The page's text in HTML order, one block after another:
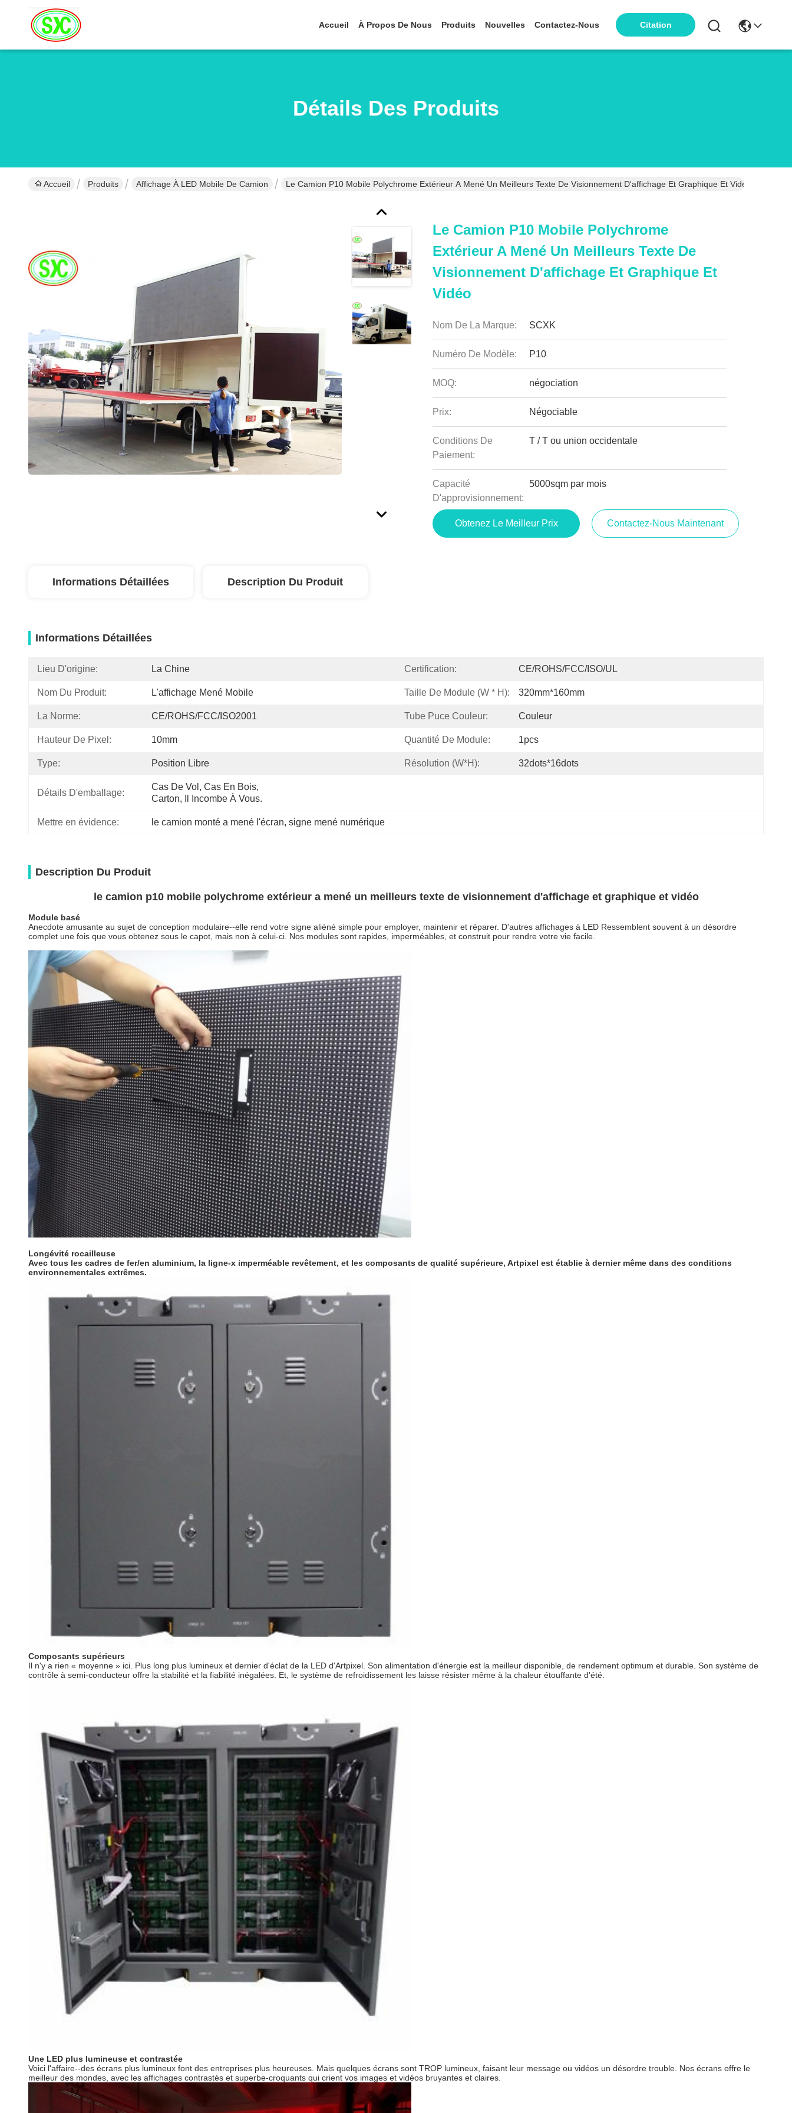
Accueil À Propos De Nous Produits Nouvelles Contactez-Nous Citation
Détails Des Produits
Accueil Produits Affichage À LED Mobile De Camion Le Camion P10 Mobile Polychrome Extérieur A Mené Un Meilleurs Texte De Visionnement D'affichage Et Graphique Et Vidéo
Le Camion P10 Mobile Polychrome
Extérieur A Mené Un Meilleurs Texte De
Visionnement D'affichage Et Graphique Et
Vidéo
Nom De La Marque: SCXK
Numéro De Modèle: P10
MOQ: négociation
Prix: Négociable
Conditions De
Paiement:
T / T ou union occidentale
Capacité
D'approvisionnement:
5000sqm par mois
Obtenez Le Meilleur Prix Contactez-Nous Maintenant
Informations Détaillées Description Du Produit
Informations Détaillées
Lieu D'origine: La Chine Certification: CE/ROHS/FCC/ISO/UL
Nom Du Produit: L'affichage Mené Mobile Taille De Module (W * H): 320mm*160mm
La Norme: CE/ROHS/FCC/ISO2001 Tube Puce Couleur: Couleur
Hauteur De Pixel: 10mm Quantité De Module: 1pcs
Type: Position Libre Résolution (W*H): 32dots*16dots
Détails D'emballage:
Cas De Vol, Cas En Bois,
Carton, Il Incombe À Vous.
Mettre en évidence: le camion monté a mené l'écran, signe mené numérique
Description Du Produit
le camion p10 mobile polychrome extérieur a mené un meilleurs texte de visionnement d'affichage et graphique et vidéo
Module basé
Anecdote amusante au sujet de conception modulaire--elle rend votre signe aliéné simple pour employer, maintenir et réparer. D'autres affichages à LED Ressemblent souvent à un désordre
complet une fois que vous obtenez sous le capot, mais non à celui-ci. Nos modules sont rapides, imperméables, et construit pour rendre votre vie facile.
Longévité rocailleuse
Avec tous les cadres de fer/en aluminium, la ligne-x imperméable revêtement, et les composants de qualité supérieure, Artpixel est établie à dernier même dans des conditions
environnementales extrêmes.
Composants supérieurs
Il n'y a rien « moyenne » ici. Plus long plus lumineux et dernier d'éclat de la LED d'Artpixel. Son alimentation d'énergie est la meilleur disponible, de rendement optimum et durable. Son système de
contrôle à semi-conducteur offre la stabilité et la fiabilité inégalées. Et, le système de refroidissement les laisse résister même à la chaleur étouffante d'été.
Une LED plus lumineuse et contrastée
Voici l'affaire--des écrans plus lumineux font des entreprises plus heureuses. Mais quelques écrans sont TROP lumineux, faisant leur message ou vidéos un désordre trouble. Nos écrans offre le
meilleur des mondes, avec les affichages contrastés et superbe-croquants qui crient vos images et vidéos bruyantes et claires.